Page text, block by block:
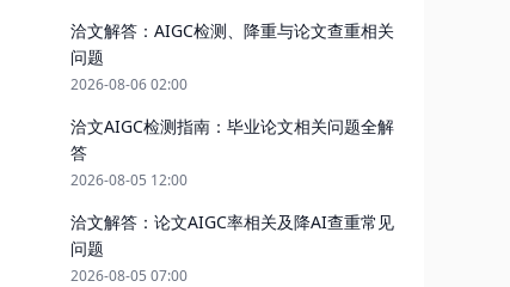
洽文解答：AIGC检测、降重与论文查重相关
问题
2026-08-06 02:00
洽文AIGC检测指南：毕业论文相关问题全解
答
2026-08-05 12:00
洽文解答：论文AIGC率相关及降AI查重常见
问题
2026-08-05 07:00